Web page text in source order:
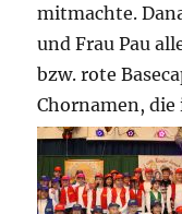
mitmachte.
und Frau Pau
bzw. rote
Chornamen,